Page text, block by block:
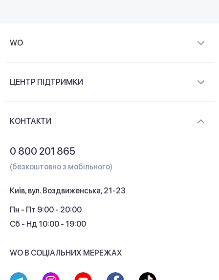
WO
Контакти
ЦЕНТР ПІДТРИМКИ
Кешбек
КОНТАКТИ
0 800 201 865
(безкоштовно з мобільного)
Київ, вул. Воздвиженська, 21-23
Пн - Пт 9:00 - 20:00
Сб - Нд 10:00 - 19:00
WO В СОЦІАЛЬНИХ МЕРЕЖАХ